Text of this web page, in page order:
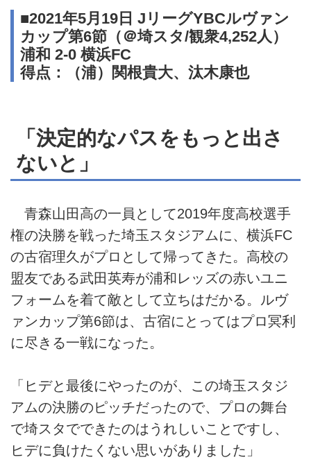
■2021年5月19日 JリーグYBCルヴァン
カップ第6節（＠埼スタ/観衆4,252人）
浦和 2-0 横浜FC
得点：（浦）関根貴大、汰木康也
「決定的なパスをもっと出さ
ないと」
青森山田高の一員として2019年度高校選手
権の決勝を戦った埼玉スタジアムに、横浜FC
の古宿理久がプロとして帰ってきた。高校の
盟友である武田英寿が浦和レッズの赤いユニ
フォームを着て敵として立ちはだかる。ルヴ
ァンカップ第6節は、古宿にとってはプロ冥利
に尽きる一戦になった。
「ヒデと最後にやったのが、この埼玉スタジ
アムの決勝のピッチだったので、プロの舞台
で埼スタでできたのはうれしいことですし、
ヒデに負けたくない思いがありました」